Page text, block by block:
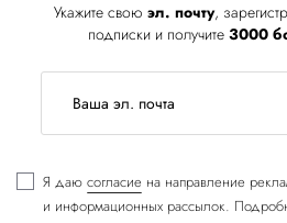
Укажите свою эл. почту,
подписки и получите 3000
Я даю согласие на направление
и информационных рассылок.